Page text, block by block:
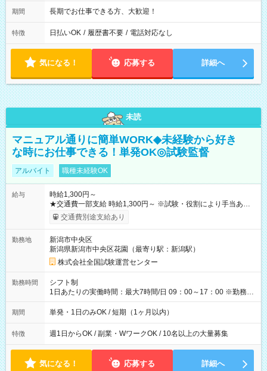
期間 長期でお仕事できる方、大歓迎！
特徴 日払いOK / 履歴書不要 / 電話対応なし
気になる！ 応募する 詳細へ
未読
マニュアル通りに簡単WORK◆未経験から好き
な時にお仕事できる！単発OK◎試験監督
アルバイト 職種未経験OK
給与
時給1,300円～
★交通費一部支給 時給1,300円～ ※試験・役割により手当あり
※勤務回数により昇給あり 【即給（前払い）オプションあ
り！】 希望される場合、勤務から1週間ほどで給与の一部を受け
例】 ・河合塾模擬試験 8:30～17:30（休憩1時間） 時給1,300円
×8時間＝日収10,400円＋交通費 ※当日の役割により時給＋100
円の場合あり ・国家試験 7:00～13:30（休憩なし） 時給1,300
円（役割手当＋100円）×6時間＝日収8,400円＋交通費 【試用期
間】試用期間なし
交通費別途支給あり
勤務地
新潟市中央区
新潟県新潟市中央区花園（最寄り駅：新潟駅）
株式会社全国試験運営センター
勤務時間
シフト制
1日あたりの実働時間：最大7時間/日 09：00～17：00 ※勤務時
間は 試験により異なります。
期間 単発・1日のみOK / 短期（1ヶ月以内）
特徴 週1日からOK / 副業・WワークOK / 10名以上の大量募集
気になる！ 応募する 詳細へ